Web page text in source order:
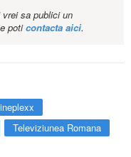
sa publici un
poticontacta aici.
Televiziunea Romana